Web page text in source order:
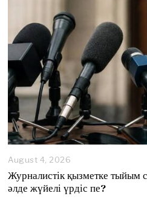
August 4, 2026
g
u
Журналистік қызметке тыйым
әлде жүйелі үрдіс пе?